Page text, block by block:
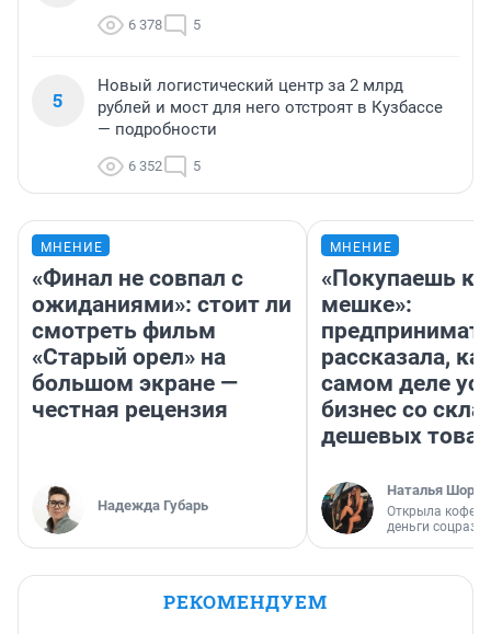
6 378 5
5
Новый логистический центр за 2 млрд
рублей и мост для него отстроят в Кузбассе
— подробности
6 352 5
МНЕНИЕ
«Финал не совпал с
ожиданиями»: стоит ли
смотреть фильм
«Старый орел» на
большом экране —
честная рецензия
Надежда Губарь
МНЕНИЕ
«Покупаешь
мешке»:
рассказала,
самом деле
бизнес со
дешевых
Наталья
Открыла
деньги
РЕКОМЕНДУЕМ